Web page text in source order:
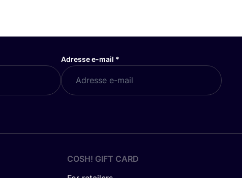
Adresse e-mail *
COSH! GIFT CARD